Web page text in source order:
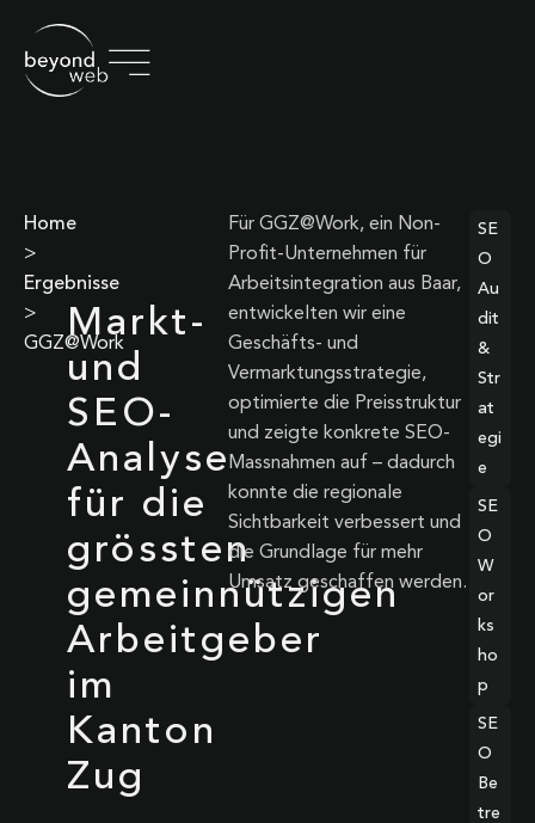
Home
>
Ergebnisse
>
GGZ@Work
Markt-
und
SEO-
Analyse
für die
grössten
gemeinnützigen
Arbeitgeber
im
Kanton
Zug
Für GGZ@Work, ein Non-
Profit-Unternehmen für
Arbeitsintegration aus Baar,
entwickelten wir eine
Geschäfts- und
Vermarktungsstrategie,
optimierte die Preisstruktur
und zeigte konkrete SEO-
Massnahmen auf – dadurch
konnte die regionale
Sichtbarkeit verbessert und
die Grundlage für mehr
Umsatz geschaffen werden.
SE
O
Au
dit
&
Str
at
egi
e
SE
O
W
or
ks
ho
p
SE
O
Be
tre